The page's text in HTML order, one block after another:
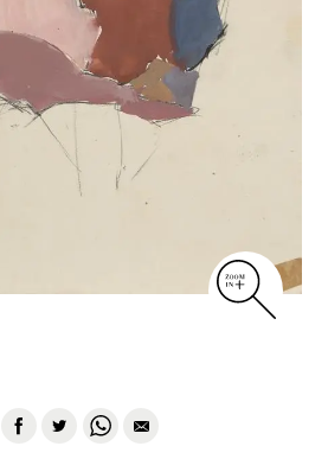
DE BEAUBOURG
ANCIENNES
MUSICAUX
À BANDES
ÉMAILLÉES
CONTACT